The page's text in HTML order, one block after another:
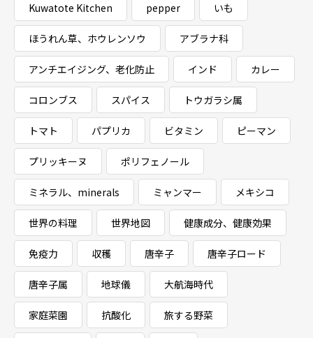
Kuwatote Kitchen pepper いも
ほうれん草、ホウレンソウ アブラナ科
アンチエイジング、老化防止 インド カレー
コロンブス スパイス トウガラシ属
トマト パプリカ ビタミン ピーマン
プリッキーヌ ポリフェノール
ミネラル、minerals ミャンマー メキシコ
世界の料理 世界地図 健康成分、健康効果
免疫力 収穫 唐辛子 唐辛子ロード
唐辛子属 地球儀 大航海時代
家庭菜園 抗酸化 旅する野菜